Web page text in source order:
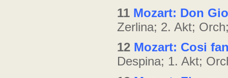
11 Mozart: Don
Zerlina; 2. Akt;
12 Mozart: Cosi
Despina; 1. Akt;